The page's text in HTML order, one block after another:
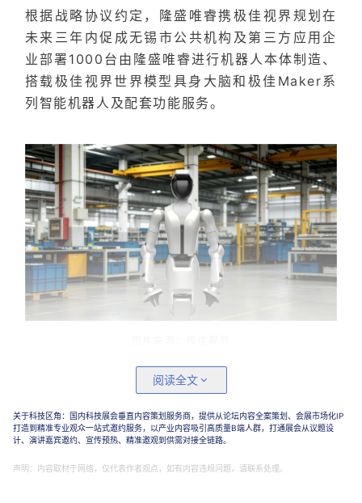
根据战略协议约定，隆盛唯睿携极佳视界规划在
未来三年内促成⽆锡市公共机构及第三方应用企
业部署1000台由隆盛唯睿进行机器人本体制造、
搭载极佳视界世界模型具身大脑和极佳Maker系
列智能机器⼈及配套功能服务。
另外，双方还将强强联手，聚力打造“核⼼零部件
的协同创新范式：
1、量产交付保障：隆盛唯睿依托母公司隆盛科技
阅读全文
关于科技区角：国内科技展会垂直内容策划服务商，提供从论坛内容全案策划、会展市场化IP
打造到精准专业观众一站式邀约服务，以产业内容吸引高质量B端人群，打通展会从议题设
计、演讲嘉宾邀约、宣传预热、精准邀观到供需对接全链路。
声明：内容取材于网络，仅代表作者观点，如有内容违规问题，请联系处理。